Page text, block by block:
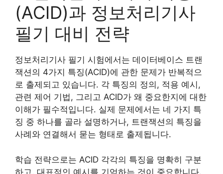
(ACID)과 정보처리기사
필기 대비 전략
정보처리기사 필기 시험에서는 데이터베이스 트랜
잭션의 4가지 특징(ACID)에 관한 문제가 반복적으
로 출제되고 있습니다. 각 특징의 정의, 적용 예시,
관련 제어 기법, 그리고 ACID가 왜 중요한지에 대한
이해가 필수적입니다. 실제 문제에서는 네 가지 특
징 중 하나를 골라 설명하거나, 트랜잭션의 특징을
사례와 연결해서 묻는 형태로 출제됩니다.
학습 전략으로는 ACID 각각의 특징을 명확히 구분
하고, 대표적인 예시를 기억하는 것이 중요합니다.